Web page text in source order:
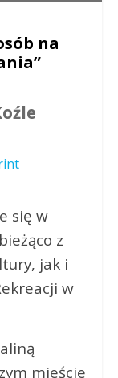
na
się w
z
jak i
w
mieście